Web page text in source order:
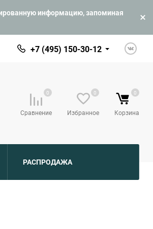
информацию, запоминая
+7 (495) 150-30-12
Сравнение
0
Избранное
0
Корзина
0
РАСПРОДАЖА